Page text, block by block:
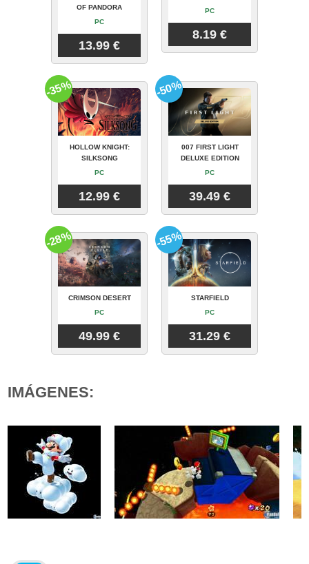
OF PANDORA
PC
13.99 €
PC
8.19 €
HOLLOW KNIGHT:
SILKSONG
PC
12.99 €
-35%
007 FIRST LIGHT
DELUXE EDITION
PC
39.49 €
-50%
CRIMSON DESERT
PC
49.99 €
-28%
STARFIELD
PC
31.29 €
-55%
IMÁGENES: